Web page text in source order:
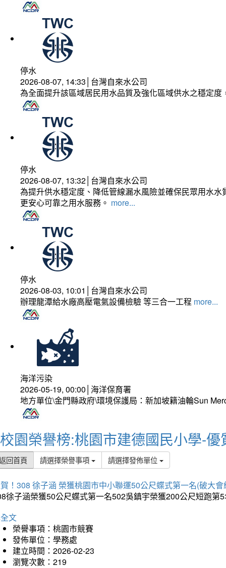
停水
2026-08-07, 14:33│台灣自來水公司
為全面提升該區域居民用水品質及強化區域供水之穩定
停水
2026-08-07, 13:32│台灣自來水公司
為提升供水穩定度、降低管線漏水風險並確保民眾用水
更安心可靠之用水服務。 more...
停水
2026-08-03, 10:01│台灣自來水公司
辦理龍潭給水廠高壓電氣設備檢驗 等三合一工程 more...
海洋污染
2026-05-19, 00:00│海洋保育署
地方單位\金門縣政府\環境保護局：新加坡籍油輪Sun
校園榮譽榜:桃園市建德國民小學-優
回首頁 請選擇榮譽事項 請選擇發佈單位
！308 徐子涵 榮獲桃園市中小聯運50公尺蝶式第一名(破大會
徐子涵榮獲50公尺蝶式第一名502吳鎮宇榮獲200公尺短跑
文
榮譽事項：桃園市競賽
發佈單位：學務處
建立時間：2026-02-23
瀏覽次數：219